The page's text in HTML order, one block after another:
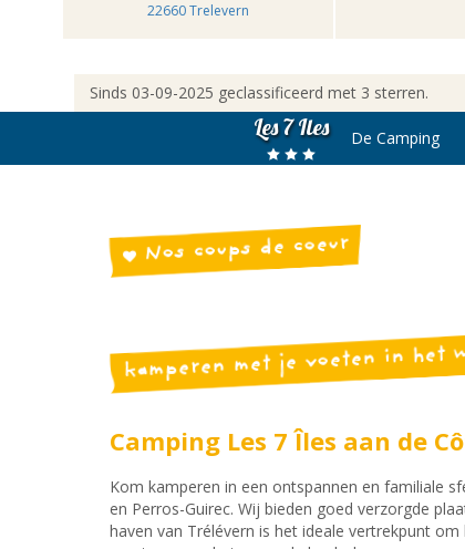
22660 Trelevern
Sinds 03-09-2025 geclassificeerd met 3 sterren.
Les 7 Iles De Camping
Nos coups de coeur
kamperen met je voeten in het
Camping Les 7 Îles aan de
Kom kamperen in een ontspannen en familiale
en Perros-Guirec. Wij bieden goed verzorgde
haven van Trélévern is het ideale vertrekpunt